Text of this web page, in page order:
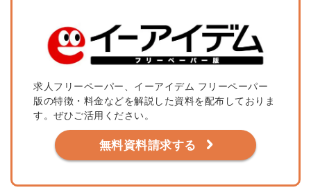
求人フリーペーパー、イーアイデム フリーペーパー
版の特徴・料金などを解説した資料を配布しておりま
す。ぜひご活用ください。
無料資料請求する